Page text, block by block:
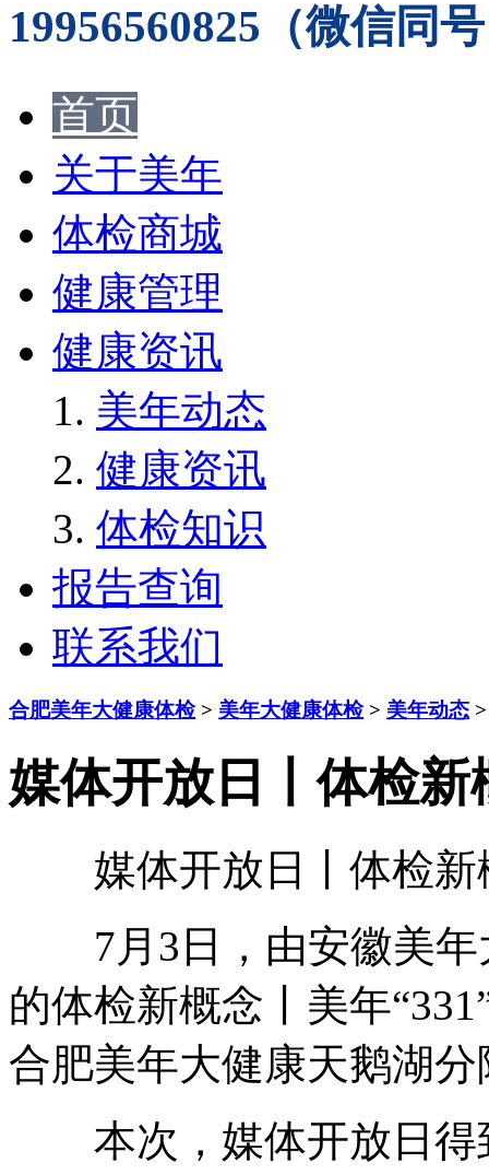
19956560825（微信同
首页
关于美年
体检商城
健康管理
健康资讯
美年动态
健康资讯
体检知识
报告查询
联系我们
合肥美年大健康体检> 美年大健康体检> 美年动态 >
媒体开放日丨体检新
媒体开放日丨体检新
7月3日，由安徽美年
的体检新概念丨美年
合肥美年大健康天鹅湖
本次，媒体开放日得